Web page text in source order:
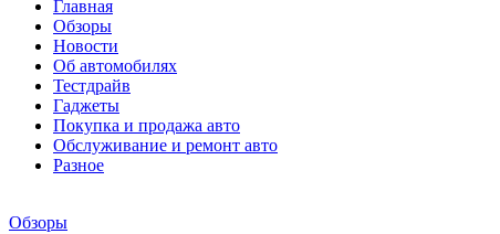
Главная
Обзоры
Новости
Об автомобилях
Тестдрайв
Гаджеты
Покупка и продажа авто
Обслуживание и ремонт авто
Разное
Обзоры